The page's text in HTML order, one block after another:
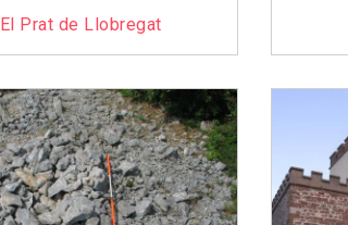
El Prat de Llobregat